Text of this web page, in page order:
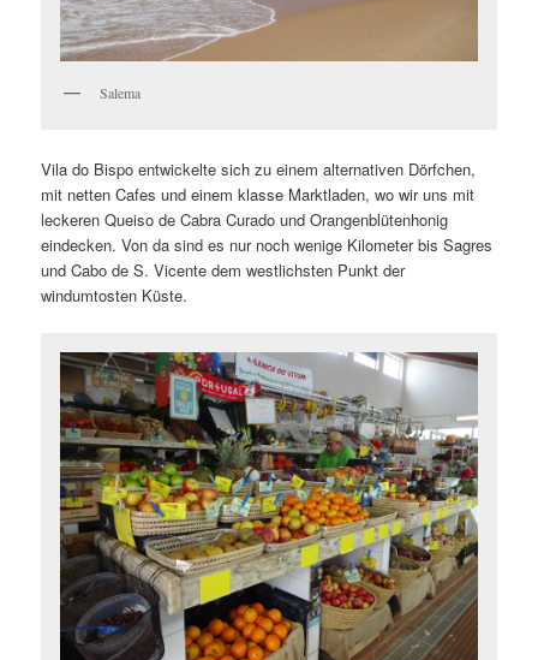
Salema
Vila do Bispo entwickelte sich zu einem alternativen Dörfchen,
mit netten Cafes und einem klasse Marktladen, wo wir uns mit
leckeren Queiso de Cabra Curado und Orangenblütenhonig
eindecken. Von da sind es nur noch wenige Kilometer bis Sagres
und Cabo de S. Vicente dem westlichsten Punkt der
windumtosten Küste.